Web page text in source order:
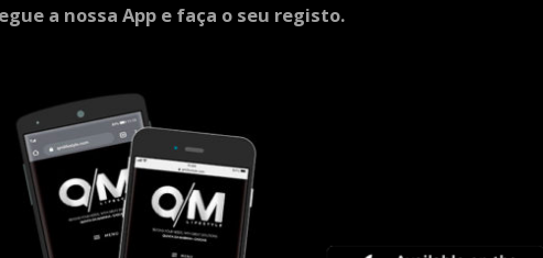
a nossa App e faça o seu registo.